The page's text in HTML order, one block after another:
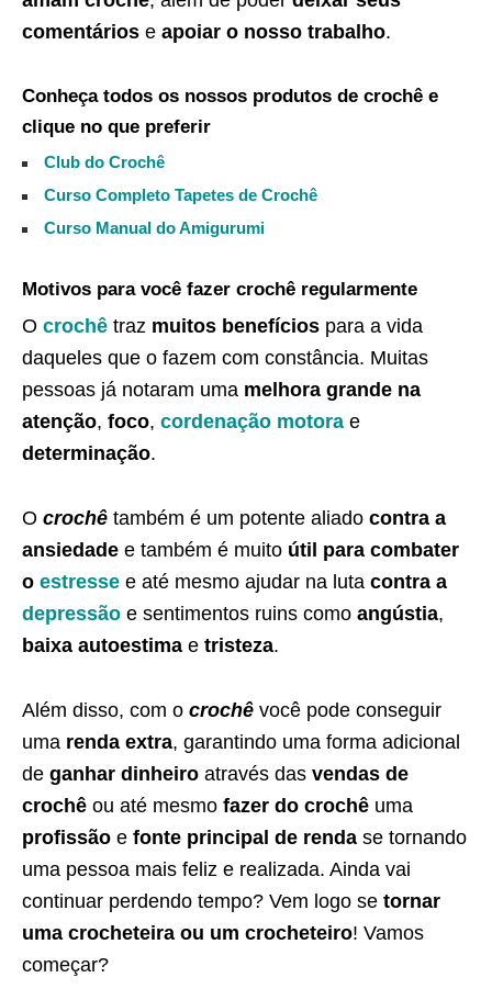
comentários e apoiar o nosso trabalho.
Conheça todos os nossos produtos de crochê e
clique no que preferir
Club do Crochê
Curso Completo Tapetes de Crochê
Curso Manual do Amigurumi
Motivos para você fazer crochê regularmente
O crochê traz muitos benefícios para a vida
daqueles que o fazem com constância. Muitas
pessoas já notaram uma melhora grande na
atenção, foco, cordenação motora e
determinação.
O crochê também é um potente aliado contra a
ansiedade e também é muito útil para combater
o estresse e até mesmo ajudar na luta contra a
depressão e sentimentos ruins como angústia,
baixa autoestima e tristeza.
Além disso, com o crochê você pode conseguir
uma renda extra, garantindo uma forma adicional
de ganhar dinheiro através das vendas de
crochê ou até mesmo fazer do crochê uma
profissão e fonte principal de renda se tornando
uma pessoa mais feliz e realizada. Ainda vai
continuar perdendo tempo? Vem logo se tornar
uma crocheteira ou um crocheteiro! Vamos
começar?